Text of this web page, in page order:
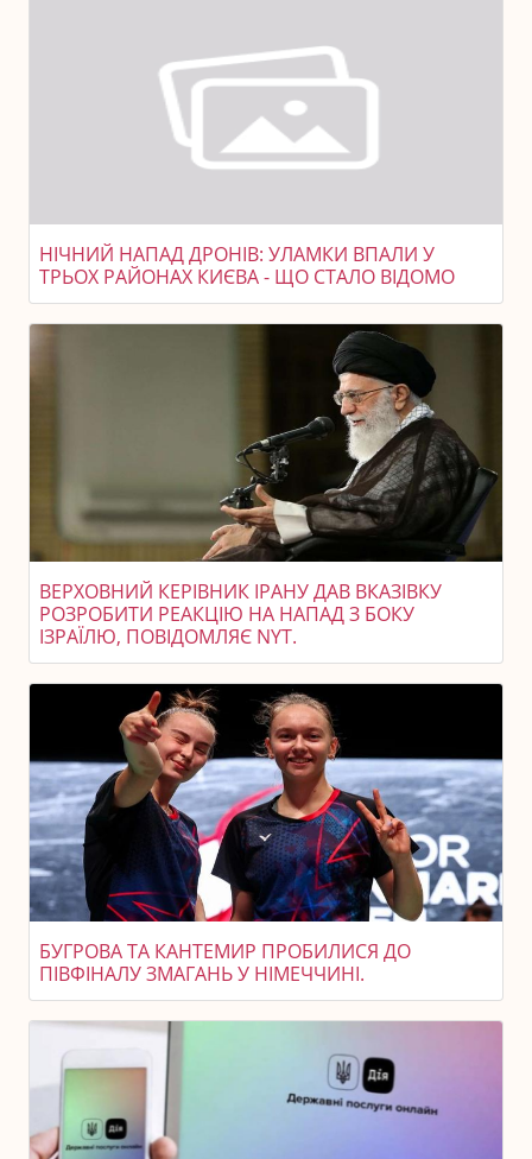
НІЧНИЙ НАПАД ДРОНІВ: УЛАМКИ ВПАЛИ У
ТРЬОХ РАЙОНАХ КИЄВА - ЩО СТАЛО ВІДОМО
ВЕРХОВНИЙ КЕРІВНИК ІРАНУ ДАВ ВКАЗІВКУ
РОЗРОБИТИ РЕАКЦІЮ НА НАПАД З БОКУ
ІЗРАЇЛЮ, ПОВІДОМЛЯЄ NYT.
БУГРОВА ТА КАНТЕМИР ПРОБИЛИСЯ ДО
ПІВФІНАЛУ ЗМАГАНЬ У НІМЕЧЧИНІ.